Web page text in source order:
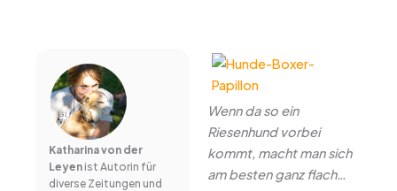
Katharina von der
Leyenist Autorin für
diverse Zeitungen und
Wenn da so ein
Riesenhund vorbei
kommt, macht man sich
am besten ganz flach…